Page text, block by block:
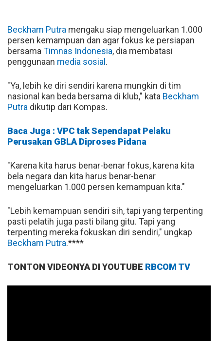
Beckham Putra mengaku siap mengeluarkan 1.000
persen kemampuan dan agar fokus ke persiapan
bersama Timnas Indonesia, dia membatasi
penggunaan media sosial.
"Ya, lebih ke diri sendiri karena mungkin di tim
nasional kan beda bersama di klub," kata Beckham
Putra dikutip dari Kompas.
Baca Juga : VPC tak Sependapat Pelaku
Perusakan GBLA Diproses Pidana
"Karena kita harus benar-benar fokus, karena kita
bela negara dan kita harus benar-benar
mengeluarkan 1.000 persen kemampuan kita."
"Lebih kemampuan sendiri sih, tapi yang terpenting
pasti pelatih juga pasti bilang gitu. Tapi yang
terpenting mereka fokuskan diri sendiri," ungkap
Beckham Putra.****
TONTON VIDEONYA DI YOUTUBE RBCOM TV